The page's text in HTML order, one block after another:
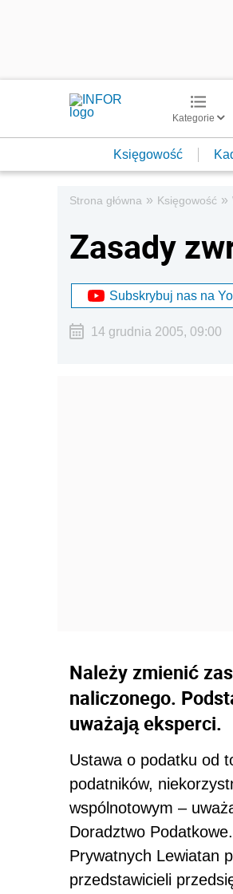
Kategorie
Księgowość
Strona główna » Księgowość »
Zasady
Subskrybuj nas na
14 grudnia 2005, 09:00
Należy zmienić
naliczonego.
uważają eksperci.
Ustawa o podatku od
podatników,
wspólnotowym –
Doradztwo
Prywatnych Lewiatan
przedstawicieli